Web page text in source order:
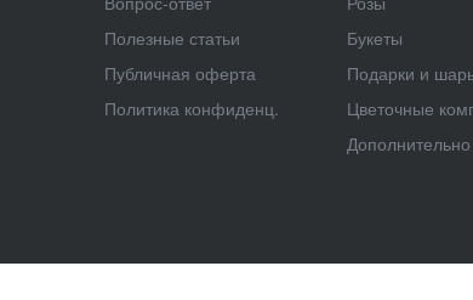
Полезные статьи
Публичная оферта
Политика конфиденц.
Букеты
Подарки и
Цветочные
Дополнительно